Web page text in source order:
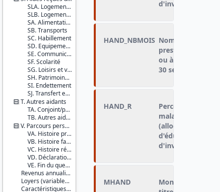
SLA. Logement 1
SLB. Logement 2
SA. Alimentation
SB. Transports
SC. Habillement
SD. Equipements
SE. Communications
SF. Scolarité
SG. Loisirs et voyages à l'étranger
SH. Patrimoine (hors logement)
SI. Endettement
SJ. Transfert enfant vers parents
T. Autres aidants
TA. Conjoint/partenaire
TB. Autres aidants
V. Parcours personnel et professionnel
VA. Histoire professionnelle
VB. Histoire familiale
VC. Histoire résidentielle
VD. Déclaration d'impôt
VE. Fin du questionnaire
Revenus annualisés (variables calculées)
Loyers (variables imputées)
Caractéristiques d'enquête
d'invalidité,
HAND_NBMOIS Nombre de mois
prestations liées
ou à l'invalidité
30 septembre
HAND_R
Perception
maladie, au
(allocation pour
d'éducation de
d'invalidité,
MHAND
Montant